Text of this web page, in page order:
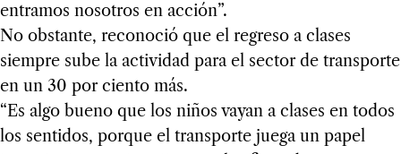
entramos nosotros en acción”.
No obstante, reconoció que el regreso a clases
siempre sube la actividad para el sector de transporte
en un 30 por ciento más.
“Es algo bueno que los niños vayan a clases en todos
los sentidos, porque el transporte juega un papel